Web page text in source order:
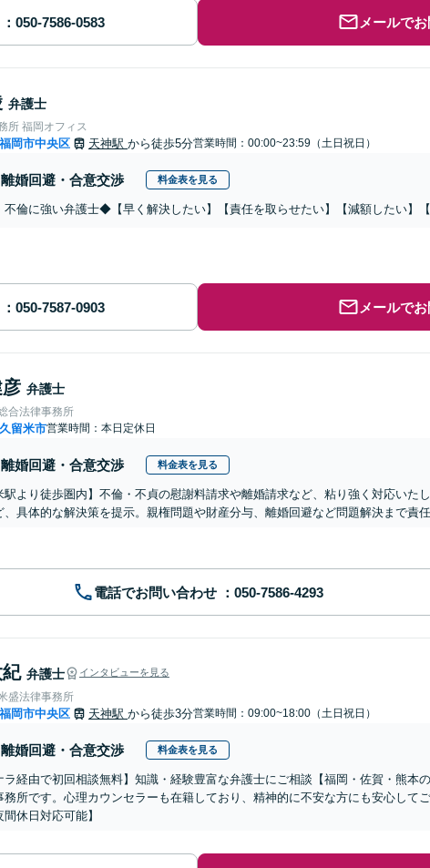
メールで
弁護士
所 福岡オフィス
福岡市中央区 天神駅 から徒歩5分営業時間：00:00~23:59（土日祝日）
離婚回避・合意交渉 料金表を見る
倫に強い弁護士◆【早く解決したい】【責任を取らせたい】【減額したい】【
メールで
弁護士
合法律事務所
久留米市営業時間：本日定休日
離婚回避・合意交渉 料金表を見る
駅より徒歩圏内】不倫・不貞の慰謝料請求や離婚請求など、粘り強く対応いた
、具体的な解決策を提示。親権問題や財産分与、離婚回避など問題解決まで責
電話でお問い合わせ
弁護士 インタビューを見る
盛法律事務所
福岡市中央区 天神駅 から徒歩3分営業時間：09:00~18:00（土日祝日）
離婚回避・合意交渉 料金表を見る
ラ経由で初回相談無料】知識・経験豊富な弁護士にご相談【福岡・佐賀・熊本
務所です。心理カウンセラーも在籍しており、精神的に不安な方にも安心して
休日対応可能】